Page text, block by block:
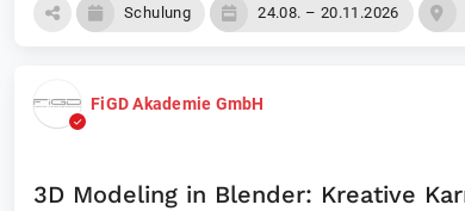
Schulung 24.08. – 20.11.2026
FiGD Akademie GmbH
3D Modeling in Blender: Kreative